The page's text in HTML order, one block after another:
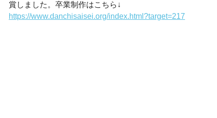
賞しました。卒業制作はこちら↓
https://www.danchisaisei.org/index.html?target=217